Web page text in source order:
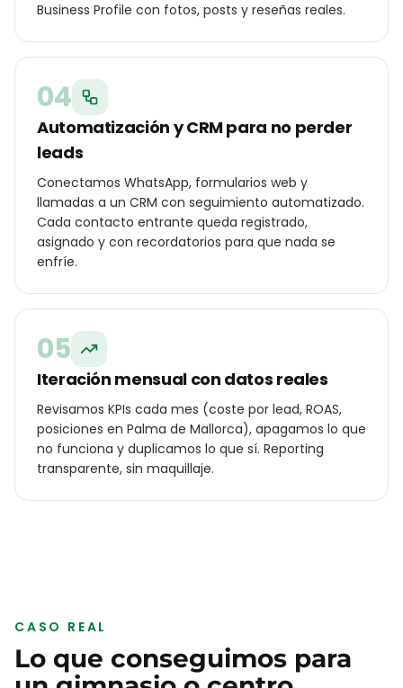
Business Profile con fotos, posts y reseñas reales.
04
Automatización y CRM para no perder
leads
Conectamos WhatsApp, formularios web y
llamadas a un CRM con seguimiento automatizado.
Cada contacto entrante queda registrado,
asignado y con recordatorios para que nada se
enfríe.
05
Iteración mensual con datos reales
Revisamos KPIs cada mes (coste por lead, ROAS,
posiciones en Palma de Mallorca), apagamos lo que
no funciona y duplicamos lo que sí. Reporting
transparente, sin maquillaje.
CASO REAL
Lo que conseguimos para